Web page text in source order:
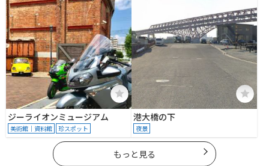
ジーライオンミュージアム
美術館｜資料館 珍スポット
港大橋の下
夜景
もっと見る